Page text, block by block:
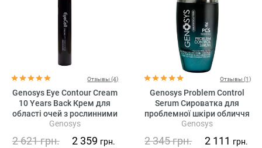
Отзывы (4)
Genosys Eye Contour Cream
10 Years Back Крем для
області очей з рослинними
стовбуровими клітинами
Genosys
2 621грн. 2 359 грн.
Отзывы (1)
Genosys Problem Control
Serum Сироватка для
проблемної шкіри обличчя
Genosys
2 345грн. 2 111 грн.